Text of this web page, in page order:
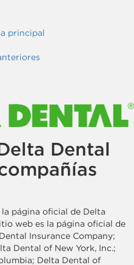
principal
Dental
página oficial de Delta
web es la página oficial de
Insurance Company;
Dental of New York, Inc.;
Delta Dental of